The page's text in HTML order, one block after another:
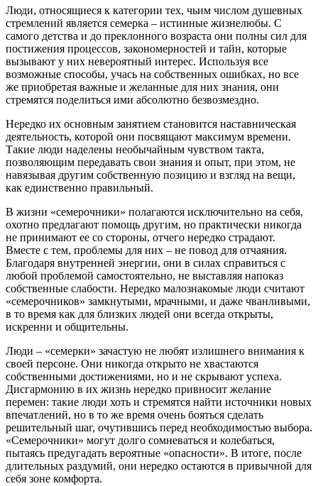
Люди, относящиеся к категории тех, чьим числом душевных
стремлений является семерка – истинные жизнелюбы. С
самого детства и до преклонного возраста они полны сил для
постижения процессов, закономерностей и тайн, которые
вызывают у них невероятный интерес. Используя все
возможные способы, учась на собственных ошибках, но все
же приобретая важные и желанные для них знания, они
стремятся поделиться ими абсолютно безвозмездно.
Нередко их основным занятием становится наставническая
деятельность, которой они посвящают максимум времени.
Такие люди наделены необычайным чувством такта,
позволяющим передавать свои знания и опыт, при этом, не
навязывая другим собственную позицию и взгляд на вещи,
как единственно правильный.
В жизни «семерочники» полагаются исключительно на себя,
охотно предлагают помощь другим, но практически никогда
не принимают ее со стороны, отчего нередко страдают.
Вместе с тем, проблемы для них – не повод для отчаяния.
Благодаря внутренней энергии, они в силах справиться с
любой проблемой самостоятельно, не выставляя напоказ
собственные слабости. Нередко малознакомые люди считают
«семерочников» замкнутыми, мрачными, и даже чванливыми,
в то время как для близких людей они всегда открыты,
искренни и общительны.
Люди – «семерки» зачастую не любят излишнего внимания к
своей персоне. Они никогда открыто не хвастаются
собственными достижениями, но и не скрывают успеха.
Дисгармонию в их жизнь нередко привносит желание
перемен: такие люди хоть и стремятся найти источники новых
впечатлений, но в то же время очень бояться сделать
решительный шаг, очутившись перед необходимостью выбора.
«Семерочники» могут долго сомневаться и колебаться,
пытаясь предугадать вероятные «опасности». В итоге, после
длительных раздумий, они нередко остаются в привычной для
себя зоне комфорта.